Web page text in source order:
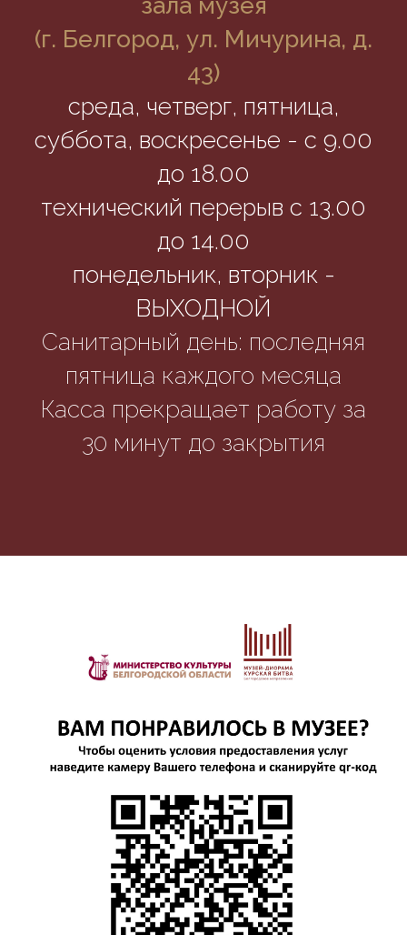
зала музея
(г. Белгород, ул. Мичурина, д.
43)
среда, четверг, пятница,
суббота, воскресенье - с 9.00
до 18.00
технический перерыв с 13.00
до 14.00
понедельник, вторник -
ВЫХОДНОЙ
Санитарный день: последняя
пятница каждого месяца
Касса прекращает работу за
30 минут до закрытия